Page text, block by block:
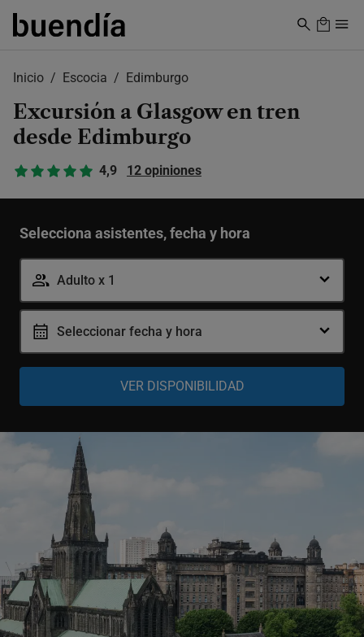
Skip
Inicio Escocia Edimburgo
Excursión a Glasgow en tren
desde Edimburgo
4,9 12 opiniones
Selecciona asistentes, fecha y hora
Adulto x 1
Adulto
16-64 años
65-99 años
Niño
5-15 años - +
Seleccionar fecha y hora